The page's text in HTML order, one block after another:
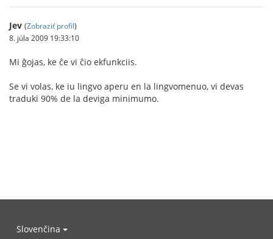
Jev (Zobraziť profil)
8. júla 2009 19:33:10
Mi ĝojas, ke ĉe vi ĉio ekfunkciis.
Se vi volas, ke iu lingvo aperu en la lingvomenuo, vi devas
traduki 90% de la deviga minimumo.
Slovenčina